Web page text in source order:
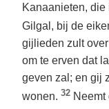
Kanaanieten,
Gilgal, bij de
gijlieden zult
om te erven dat
geven zal; en gij
wonen. 32